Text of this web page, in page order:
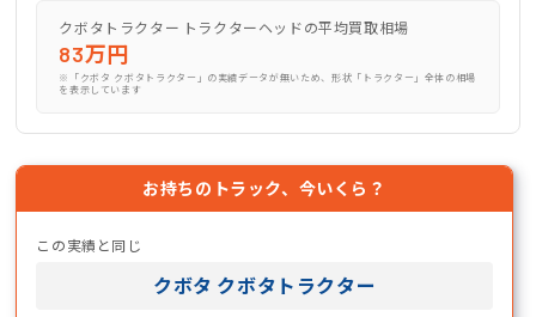
クボタトラクター トラクターヘッドの平均買取相場
83万円
※「クボタ クボタトラクター」の実績データが無いため、形状「トラクター」全体の相場
を表示しています
お持ちのトラック、今いくら？
この実績と同じ
クボタ クボタトラクター